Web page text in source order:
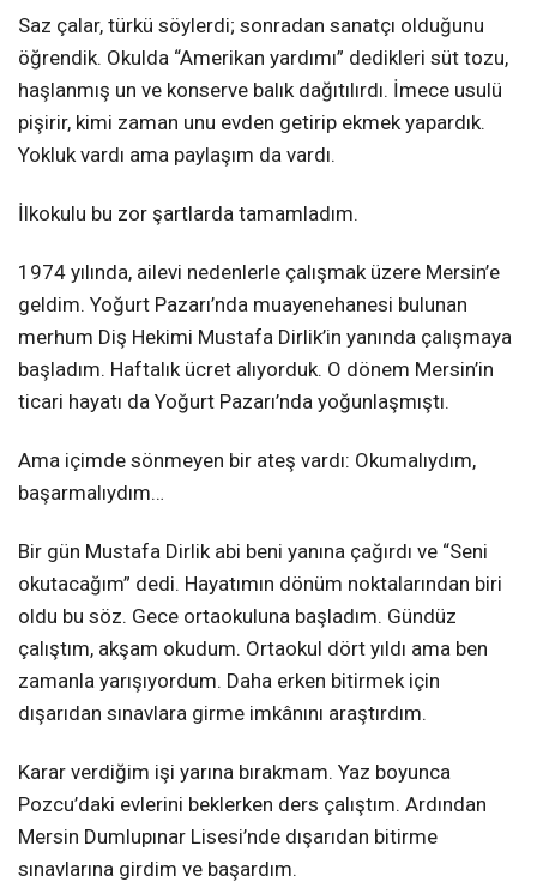
Saz çalar, türkü söylerdi; sonradan sanatçı olduğunu
öğrendik. Okulda “Amerikan yardımı” dedikleri süt tozu,
haşlanmış un ve konserve balık dağıtılırdı. İmece usulü
pişirir, kimi zaman unu evden getirip ekmek yapardık.
Yokluk vardı ama paylaşım da vardı.
İlkokulu bu zor şartlarda tamamladım.
1974 yılında, ailevi nedenlerle çalışmak üzere Mersin’e
geldim. Yoğurt Pazarı’nda muayenehanesi bulunan
merhum Diş Hekimi Mustafa Dirlik’in yanında çalışmaya
başladım. Haftalık ücret alıyorduk. O dönem Mersin’in
ticari hayatı da Yoğurt Pazarı’nda yoğunlaşmıştı.
Ama içimde sönmeyen bir ateş vardı: Okumalıydım,
başarmalıydım…
Bir gün Mustafa Dirlik abi beni yanına çağırdı ve “Seni
okutacağım” dedi. Hayatımın dönüm noktalarından biri
oldu bu söz. Gece ortaokuluna başladım. Gündüz
çalıştım, akşam okudum. Ortaokul dört yıldı ama ben
zamanla yarışıyordum. Daha erken bitirmek için
dışarıdan sınavlara girme imkânını araştırdım.
Karar verdiğim işi yarına bırakmam. Yaz boyunca
Pozcu’daki evlerini beklerken ders çalıştım. Ardından
Mersin Dumlupınar Lisesi’nde dışarıdan bitirme
sınavlarına girdim ve başardım.